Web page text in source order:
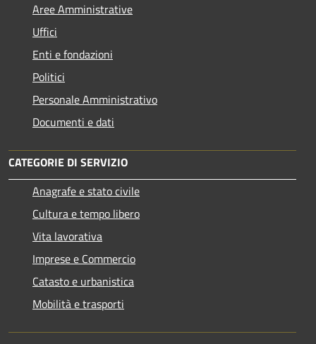
Aree Amministrative
Uffici
Enti e fondazioni
Politici
Personale Amministrativo
Documenti e dati
CATEGORIE DI SERVIZIO
Anagrafe e stato civile
Cultura e tempo libero
Vita lavorativa
Imprese e Commercio
Catasto e urbanistica
Mobilità e trasporti